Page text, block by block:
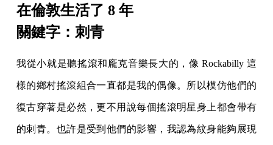
在倫敦生活了 8 年
關鍵字：刺青
我從小就是聽搖滾和龐克音樂長大的，像 Rockabilly 這
樣的鄉村搖滾組合一直都是我的偶像。所以模仿他們的
復古穿著是必然，更不用說每個搖滾明星身上都會帶有
的刺青。也許是受到他們的影響，我認為紋身能夠展現